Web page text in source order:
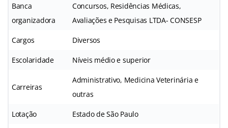
Banca
organizadora
Concursos, Residências Médicas,
Avaliações e Pesquisas LTDA- CONSESP
Cargos Diversos
Escolaridade Níveis médio e superior
Carreiras
Administrativo, Medicina Veterinária e
outras
Lotação Estado de São Paulo